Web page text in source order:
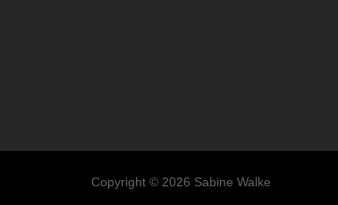
Copyright © 2026 Sabine Walke